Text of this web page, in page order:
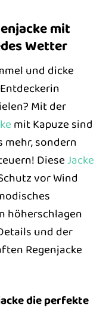
mit
Wetter
und dicke
Mit der
mit Kapuze sind
mehr, sondern
DieseJacke
vor Wind
höherschlagen
und der
Regenjacke
die perfekte